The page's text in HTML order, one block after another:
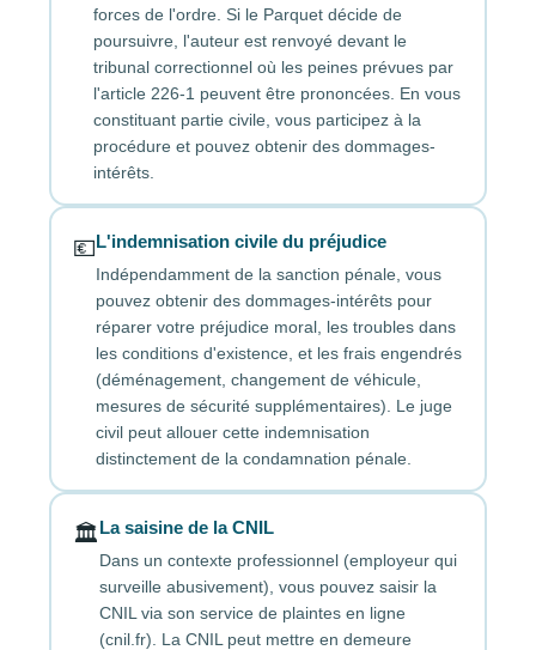
forces de l'ordre. Si le Parquet décide de
poursuivre, l'auteur est renvoyé devant le
tribunal correctionnel où les peines prévues par
l'article 226-1 peuvent être prononcées. En vous
constituant partie civile, vous participez à la
procédure et pouvez obtenir des dommages-
intérêts.
💶 L'indemnisation civile du préjudice
Indépendamment de la sanction pénale, vous
pouvez obtenir des dommages-intérêts pour
réparer votre préjudice moral, les troubles dans
les conditions d'existence, et les frais engendrés
(déménagement, changement de véhicule,
mesures de sécurité supplémentaires). Le juge
civil peut allouer cette indemnisation
distinctement de la condamnation pénale.
🏛️ La saisine de la CNIL
Dans un contexte professionnel (employeur qui
surveille abusivement), vous pouvez saisir la
CNIL via son service de plaintes en ligne
(cnil.fr). La CNIL peut mettre en demeure